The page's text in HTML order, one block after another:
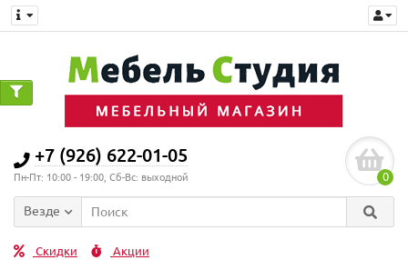
+7 (926) 622-01-05
Пн-Пт: 10:00 - 19:00, Сб-Вс: выходной 0
Везде
Скидки Акции